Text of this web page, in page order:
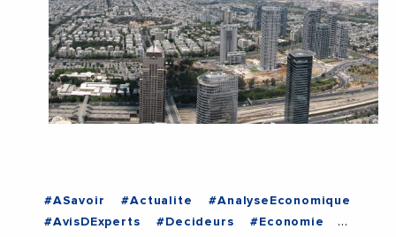
#ASavoir #Actualite
#AnalyseEconomique
#AvisDExperts
#Decideurs
#Economie